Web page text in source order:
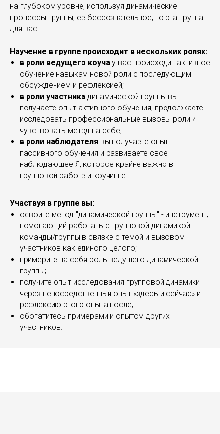
на глубоком уровне, используя динамические
процессы группы, ее бессознательное, то эта группа
для вас.
Научение в группе происходит в нескольких ролях:
в роли ведущего коуча у вас происходит активное
обучение навыкам новой роли с последующим
обсуждением и рефлексией;
в роли участника динамической группы вы
получаете опыт активного обучения, продолжаете
исследовать профессиональные вызовы роли и
чувствовать метод на себе;
в роли наблюдателя вы получаете опыт
пассивного обучения и развиваете свое
наблюдающее Я, которое крайне важно в
групповой работе и коучинге.
Участвуя в группе вы:
освоите метод "динамической группы" - инструмент,
помогающий работать с групповой динамикой
команды/группы в связке с темой и вызовом
участников как единого целого;
примерите на себя роль ведущего динамической
группы;
получите опыт исследования групповой динамики
через непосредственный опыт «здесь и сейчас» и
рефлексию этого опыта после;
обогатитесь примерами и опытом других
участников.